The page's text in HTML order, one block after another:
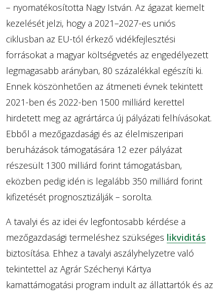
– nyomatékosította Nagy István. Az ágazat kiemelt
kezelését jelzi, hogy a 2021–2027-es uniós
ciklusban az EU-tól érkező vidékfejlesztési
forrásokat a magyar költségvetés az engedélyezett
legmagasabb arányban, 80 százalékkal egészíti ki.
Ennek köszönhetően az átmeneti évnek tekintett
2021-ben és 2022-ben 1500 milliárd kerettel
hirdetett meg az agrártárca új pályázati felhívásokat.
Ebből a mezőgazdasági és az élelmiszeripari
beruházások támogatására 12 ezer pályázat
részesült 1300 milliárd forint támogatásban,
eközben pedig idén is legalább 350 milliárd forint
kifizetését prognosztizálják – sorolta.
A tavalyi és az idei év legfontosabb kérdése a
mezőgazdasági termeléshez szükséges likviditás
biztosítása. Ehhez a tavalyi aszályhelyzetre való
tekintettel az Agrár Széchenyi Kártya
kamattámogatási program indult az állattartók és az